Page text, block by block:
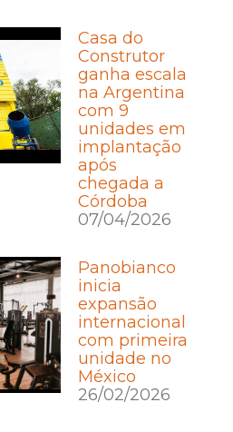
Casa do
Construtor
ganha escala
na Argentina
com 9
unidades em
implantação
após
chegada a
Córdoba
07/04/2026
Panobianco
inicia
expansão
internacional
com primeira
unidade no
México
26/02/2026